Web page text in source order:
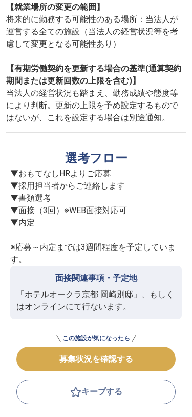
【就業場所の変更の範囲】
将来的に勤務する可能性のある場所：当法人が
運営する全ての施設（当法人の経営状況等を考
慮して変更となる可能性あり）
【有期労働契約を更新する場合の基準(通算契約
期間または更新回数の上限を含む)】
当法人の経営状況も踏まえ、勤務成績や態度等
により判断。更新の上限を予め設定するもので
はないが、これを設定する場合は別途通知。
選考フロー
▼おもてなしHRよりご応募
▼採用担当者からご連絡します
▼書類選考
▼面接（3回）※WEB面接対応可
▼内定
※応募～内定までは3週間程度を予定していま
す。
面接関連事項・予定地
「ホテルオークラ京都 岡崎別邸」、もしく
はオンラインにて行ないます。
この施設が気になったら
募集状況を確認する
キープする